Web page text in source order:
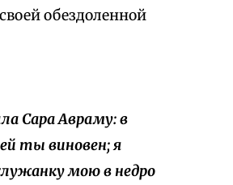
обездоленной
Сара Авраму: в
ты виновен; я
мою в недро